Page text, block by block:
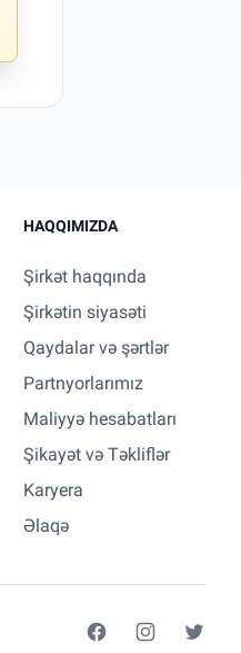
HAQQIMIZDA
Şirkət haqqında
Şirkətin siyasəti
Qaydalar və şərtlər
Partnyorlarımız
Maliyyə hesabatları
Şikayət və Təkliflər
Karyera
Əlaqə